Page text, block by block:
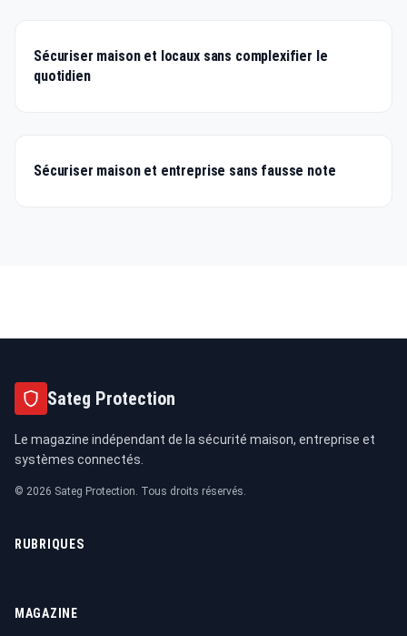
Sécuriser maison et locaux sans complexifier le
quotidien
Sécuriser maison et entreprise sans fausse note
Sateg Protection
Le magazine indépendant de la sécurité maison, entreprise et
systèmes connectés.
© 2026 Sateg Protection. Tous droits réservés.
RUBRIQUES
MAGAZINE